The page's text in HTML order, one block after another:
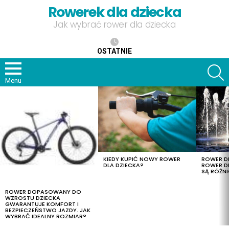
Rowerek dla dziecka
Jak wybrać rower dla dziecka
OSTATNIE
Menu
ROWER DOPASOWANY DO
WZROSTU DZIECKA
GWARANTUJE KOMFORT I
BEZPIECZEŃSTWO JAZDY. JAK
WYBRAĆ IDEALNY ROZMIAR?
KIEDY KUPIĆ NOWY ROWER
DLA DZIECKA?
ROWER
ROWER
SĄ